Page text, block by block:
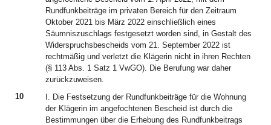
Rundfunkbeiträge im privaten Bereich für den Zeitraum
Oktober 2021 bis März 2022 einschließlich eines
Säumniszuschlags festgesetzt worden sind, in Gestalt des
Widerspruchsbescheids vom 21. September 2022 ist
rechtmäßig und verletzt die Klägerin nicht in ihren Rechten
(§ 113 Abs. 1 Satz 1 VwGO). Die Berufung war daher
zurückzuweisen.
10
I. Die Festsetzung der Rundfunkbeiträge für die Wohnung
der Klägerin im angefochtenen Bescheid ist durch die
Bestimmungen über die Erhebung des Rundfunkbeitrags